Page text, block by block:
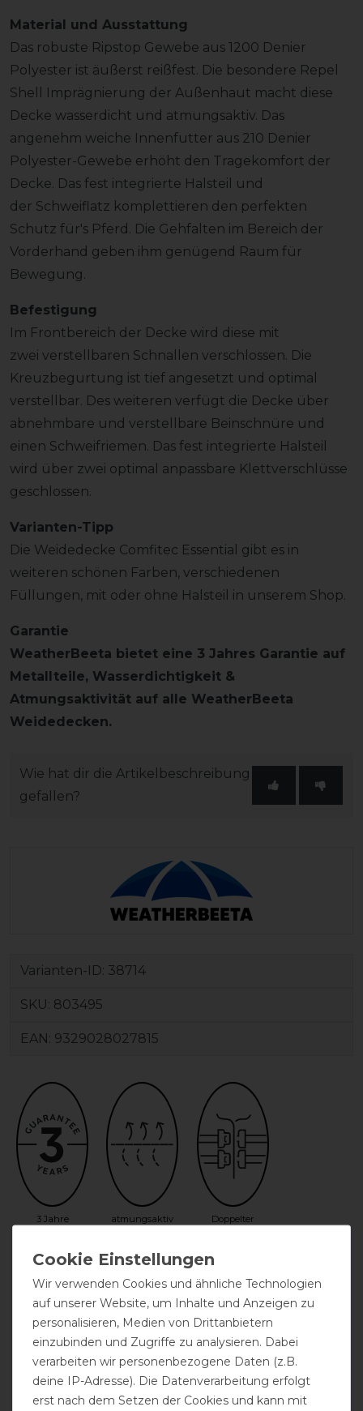
Material und Ausstattung
Das robuste Ripstop Gewebe aus 1200 Denier
Polyester ist äußerst reißfest. Die besondere Repel
Shell Imprägnierung der Außenhaut macht diese
Decke wasserdicht und atmungsaktiv. Das
angenehm weiche Innenfutter aus 210 Denier
Polyester-Gewebe erhöht den Tragekomfort der
Decke. Das fest integrierte Halsteil und
der Schweiflatz komplettieren den perfekten
Schutz für's Pferd. Die Gehfalten im Bereich der
Vorderhand geben ihm genügend Raum für
Bewegung.
Befestigung
Im Frontbereich der Decke wird diese mit
zwei verstellbaren Schnallen verschlossen. Die
Kreuzbegurtung ist tief angesetzt und optimal
verstellbar. Des weiteren verfügt die Decke über
abnehmbare und verstellbare Beinschnüre und
einen Schweifriemen. Das fest integrierte Halsteil
wird über zwei optimal anpassbare Klettverschlüsse
geschlossen.
Varianten-Tipp
Die Weidedecke Comfitec Essential gibt es in
weiteren schönen Farben, verschiedenen
Füllungen, mit oder ohne Halsteil in unserem Shop.
Garantie
WeatherBeeta bietet eine 3 Jahres Garantie auf
Metallteile, Wasserdichtigkeit &
Atmungsaktivität auf alle WeatherBeeta
Weidedecken.
Wie hat dir die Artikelbeschreibung
gefallen?
Varianten-ID: 38714
SKU: 803495
EAN: 9329028027815
3 Jahre
atmungsaktiv
Doppelter
Gehfalte
inklusive
Wir verwenden Cookies und ähnliche Technologien
auf unserer Website, um Inhalte und Anzeigen zu
personalisieren, Medien von Drittanbietern
einzubinden und Zugriffe zu analysieren. Dabei
verarbeiten wir personenbezogene Daten (z.B.
deine IP-Adresse). Die Datenverarbeitung erfolgt
erst nach dem Setzen der Cookies und kann mit